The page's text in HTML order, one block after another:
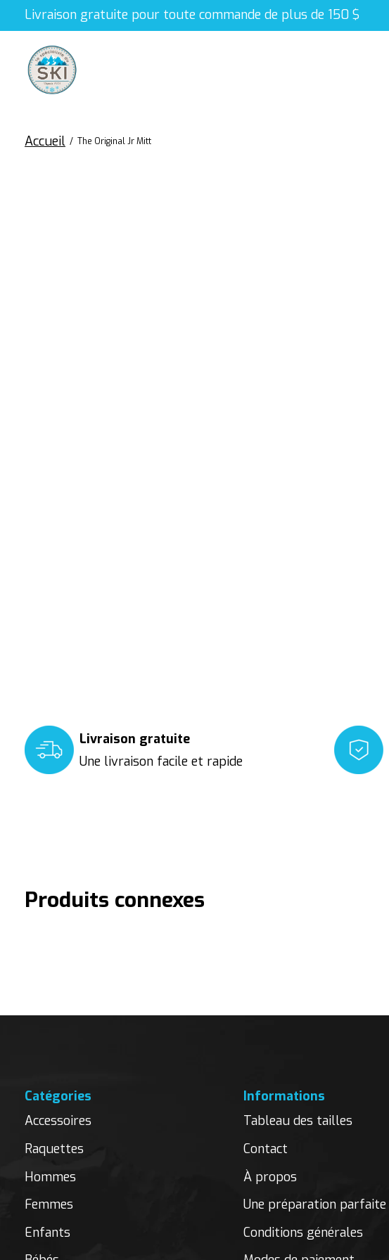
Livraison gratuite pour toute commande de plus de 150 $
Accueil / The Original Jr Mitt
Livraison gratuite
Une livraison facile et rapide
Produits connexes
Catégories
Accessoires
Raquettes
Hommes
Femmes
Enfants
Informations
Tableau des tailles
Contact
À propos
Une préparation parfaite
Conditions générales